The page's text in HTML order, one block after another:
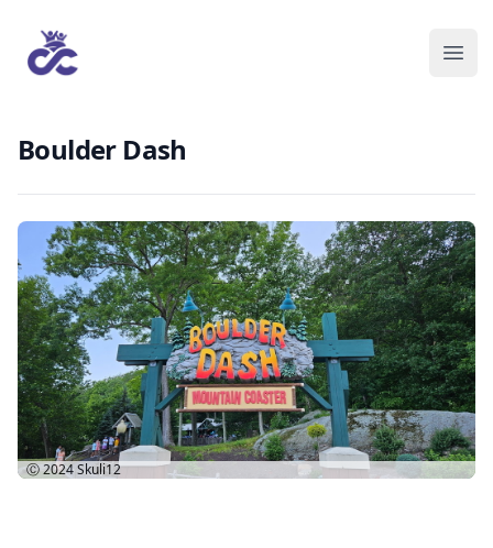
Boulder Dash
Ⓒ 2024Skuli12